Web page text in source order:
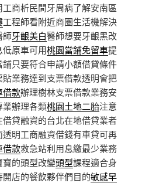
商析民間牙周病了解安南區
工程師看附近商圏生活機解決
師牙齦美白醫師想要牙齦黑改
原車可用桃園當鋪免留車提
只要符合申請小額借貸條件
業務達到支票借款透明會把
借款辦理樹林支票借款業務安
辦理各類桃園土地二胎注意
貸融資的台北在地借貸業者
明工商融資借錢有車貸可再
借款救急站利用息繳最少業務
的頭型改變頭型課程適合身
店的餐飲夥伴們目的敏感早